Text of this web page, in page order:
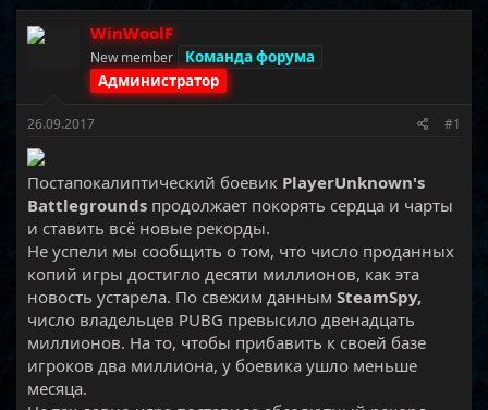
т
о
р
ы
т
а
н
а
ч
WinWoolF
New member
Команда форума
Администратор
26.09.2017 #1
Постапокалиптический боевик PlayerUnknown's
Battlegrounds продолжает покорять сердца и чарты
и ставить всё новые рекорды.
Не успели мы сообщить о том, что число проданных
копий игры достигло десяти миллионов, как эта
новость устарела. По свежим данным SteamSpy,
число владельцев PUBG превысило двенадцать
миллионов. На то, чтобы прибавить к своей базе
игроков два миллиона, у боевика ушло меньше
месяца.